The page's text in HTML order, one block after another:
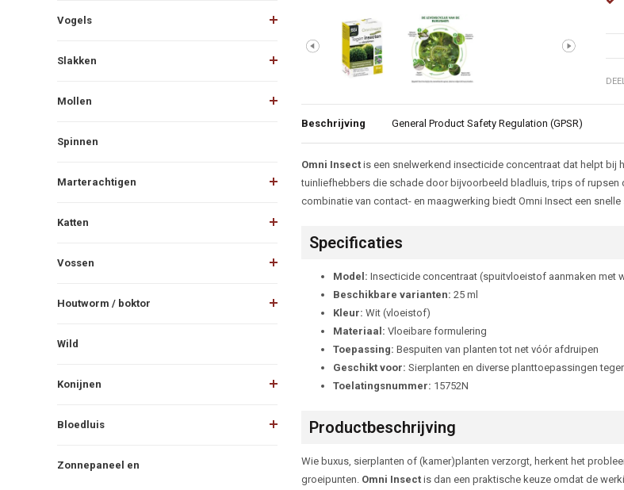
Vogels
Slakken
Mollen
Spinnen
Marterachtigen
Katten
Vossen
Houtworm / boktor
Wild
Konijnen
Bloedluis
Zonnepaneel en
Beschrijving General Product Safety Regulation (GPSR)
Beschrijving
Omni Insectis een snelwerkend insecticide concentraat dat helpt bij
tuinliefhebbers die schade door bijvoorbeeld bladluis, trips of
combinatie van contact- en maagwerking biedt Omni Insect een
Specificaties
Model: Insecticide concentraat (spuitvloeistof aanmaken met
Beschikbare varianten: 25 ml
Kleur: Wit (vloeistof)
Materiaal: Vloeibare formulering
Toepassing: Bespuiten van planten tot net vóór afdruipen
Geschikt voor: Sierplanten en diverse planttoepassingen
Toelatingsnummer: 15752N
Productbeschrijving
Wie buxus, sierplanten of (kamer)planten verzorgt, herkent het
groeipunten. Omni Insectis dan een praktische keuze omdat de